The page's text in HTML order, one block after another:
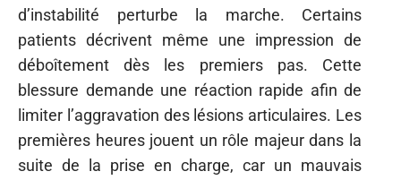
d’instabilité perturbe la marche. Certains
patients décrivent même une impression de
déboîtement dès les premiers pas. Cette
blessure demande une réaction rapide afin de
limiter l’aggravation des lésions articulaires. Les
premières heures jouent un rôle majeur dans la
suite de la prise en charge, car un mauvais